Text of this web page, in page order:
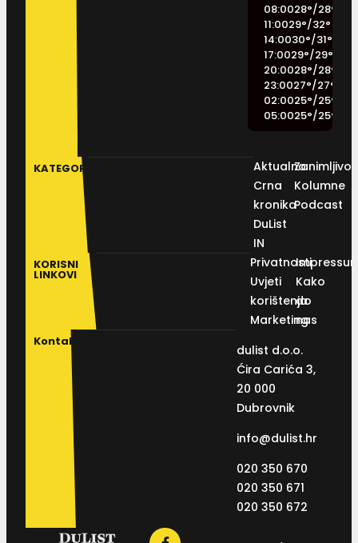
08:0028°/28°
11:0029°/32°
14:0030°/31°
17:0029°/29°
20:0028°/28°
23:0027°/27°
02:0025°/25°
05:0025°/25°
KATEGORIJE
Aktualno
Crna
kronika
DuList
IN
Kolumne
Podcast
KORISNI
LINKOVI
Privatnosti
Uvjeti
korištenja
Marketing
Kako
do
nas
Kontakt
dulist d.o.o.
Ćira Carića 3,
20 000
Dubrovnik
info@dulist.hr
020 350 670
020 350 671
020 350 672